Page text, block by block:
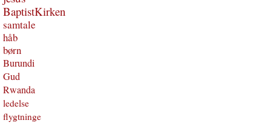
BaptistKirken
samtale
håb
børn
Burundi
Gud
Rwanda
ledelse
flygtninge